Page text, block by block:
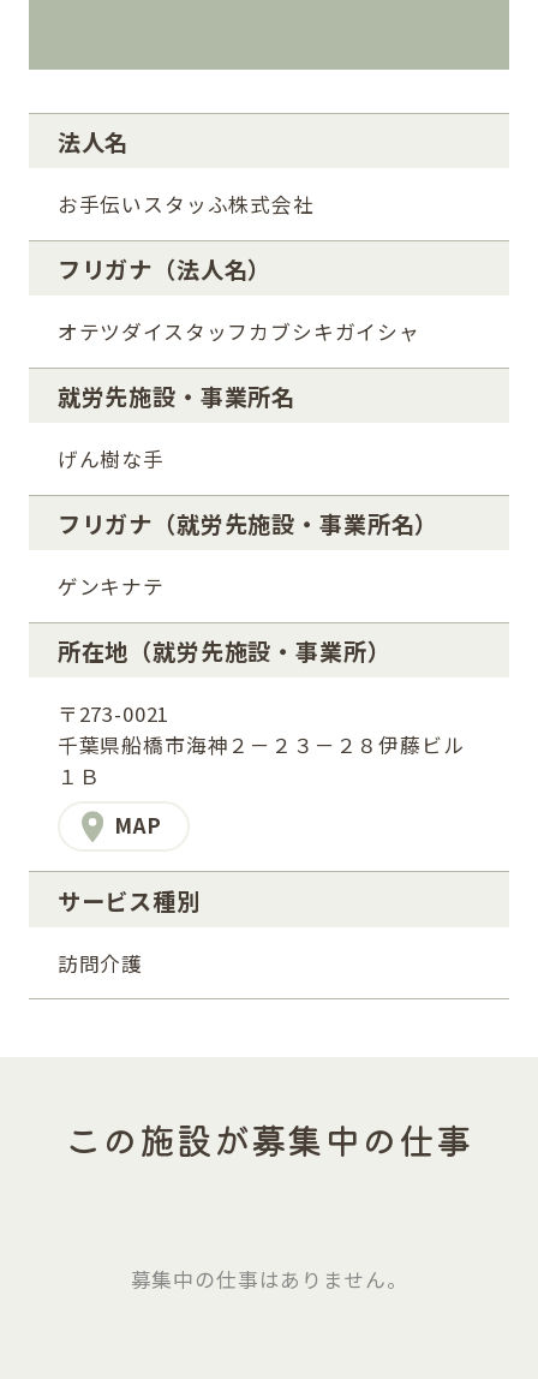
法人名
お手伝いスタッふ株式会社
フリガナ（法人名）
オテツダイスタッフカブシキガイシャ
就労先施設・事業所名
げん樹な手
フリガナ （就労先施設・事業所名）
ゲンキナテ
所在地 （就労先施設・事業所）
〒273-0021
千葉県船橋市海神２－２３－２８伊藤ビル
１Ｂ
MAP
サービス種別
訪問介護
この施設が募集中の仕事
募集中の仕事はありません。